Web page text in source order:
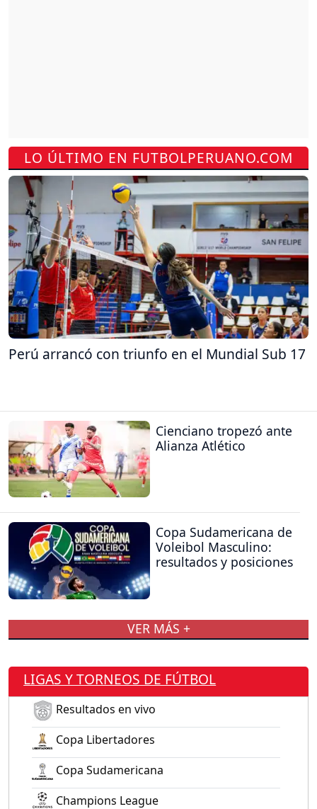
LO ÚLTIMO EN FUTBOLPERUANO.COM
Perú arrancó con triunfo en el Mundial Sub 17
Cienciano tropezó ante
Alianza Atlético
Copa Sudamericana de
Voleibol Masculino:
resultados y posiciones
VER MÁS +
LIGAS Y TORNEOS DE FÚTBOL
Resultados en vivo
Copa Libertadores
Copa Sudamericana
Champions League